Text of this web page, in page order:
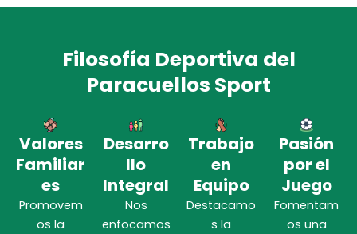
Filosofía Deportiva del
Paracuellos Sport
Valores
Familiar
es
Promovem
os la
Desarro
llo
Integral
Nos
enfocamos
Trabajo
en
Equipo
Destacamo
s la
Pasión
por el
Juego
Fomentam
os una